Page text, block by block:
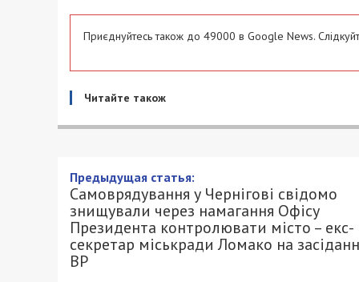
Приєднуйтесь також до 49000 в Google News.
Читайте також
Самоврядування у
намагання Офісу
секретар міськради
27/05/2026 - 9:54
ПЕТРО ЩУКІН - СПЕЦИАЛЬНО ДЛЯ